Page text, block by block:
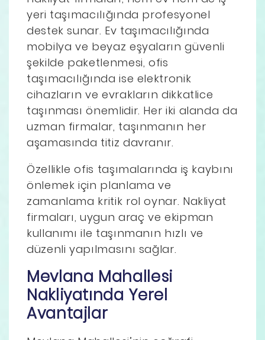
yeri taşımacılığında profesyonel
destek sunar. Ev taşımacılığında
mobilya ve beyaz eşyaların güvenli
şekilde paketlenmesi, ofis
taşımacılığında ise elektronik
cihazların ve evrakların dikkatlice
taşınması önemlidir. Her iki alanda da
uzman firmalar, taşınmanın her
aşamasında titiz davranır.
Özellikle ofis taşımalarında iş kaybını
önlemek için planlama ve
zamanlama kritik rol oynar. Nakliyat
firmaları, uygun araç ve ekipman
kullanımı ile taşınmanın hızlı ve
düzenli yapılmasını sağlar.
Mevlana Mahallesi
Nakliyatında Yerel
Avantajlar